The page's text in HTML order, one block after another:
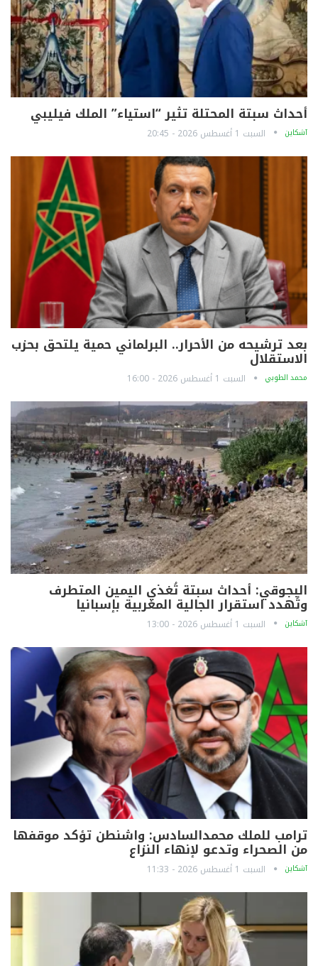
أحداث سبتة المحتلة تثير “استياء” الملك فيليبي
آشكاين السبت 1 أغسطس 2026 - 20:45
بعد ترشيحه من الأحرار.. البرلماني حمية يلتحق بحزب
الاستقلال
محمد الطوبي السبت 1 أغسطس 2026 - 16:00
البجوقي: أحداث سبتة تُغذي اليمين المتطرف
وتُهدد استقرار الجالية المغربية بإسبانيا
آشكاين السبت 1 أغسطس 2026 - 13:00
ترامب للملك محمدالسادس: واشنطن تؤكد موقفها
من الصحراء وتدعو لإنهاء النزاع
آشكاين السبت 1 أغسطس 2026 - 11:33